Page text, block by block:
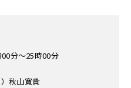
分〜25時00分
山寛貴